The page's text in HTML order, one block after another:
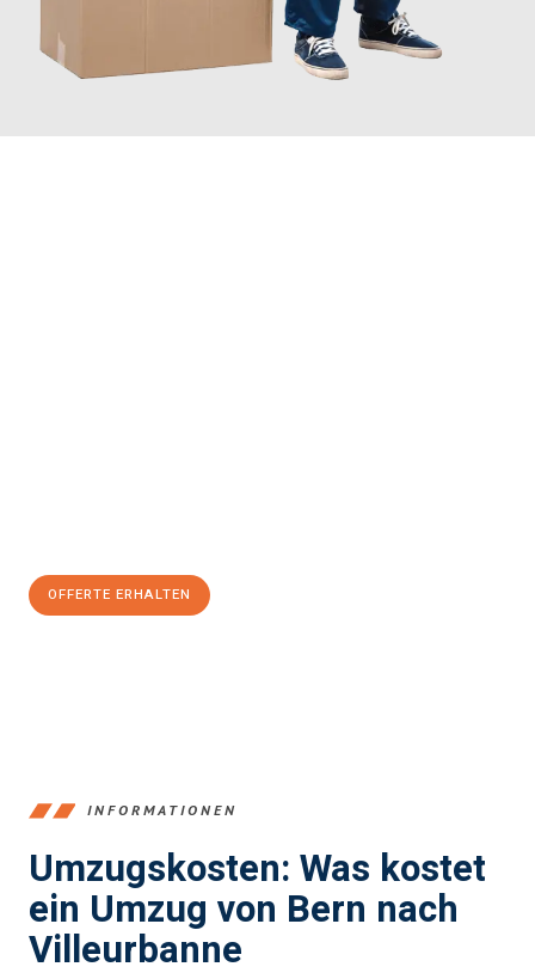
OFFERTE ERHALTEN
INFORMATIONEN
Umzugskosten: Was kostet
ein Umzug von Bern nach
Villeurbanne